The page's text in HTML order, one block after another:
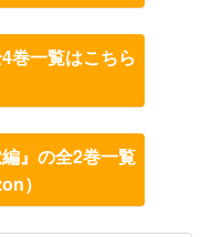
巻一覧はこちら
』の全2巻一覧
）